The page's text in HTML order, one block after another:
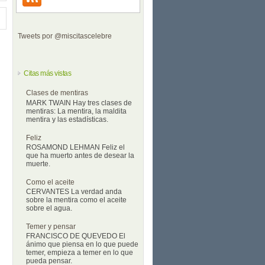
Tweets por @miscitascelebre
Citas más vistas
Clases de mentiras
MARK TWAIN Hay tres clases de
mentiras: La mentira, la maldita
mentira y las estadísticas.
Feliz
ROSAMOND LEHMAN Feliz el
que ha muerto antes de desear la
muerte.
Como el aceite
CERVANTES La verdad anda
sobre la mentira como el aceite
sobre el agua.
Temer y pensar
FRANCISCO DE QUEVEDO El
ánimo que piensa en lo que puede
temer, empieza a temer en lo que
pueda pensar.